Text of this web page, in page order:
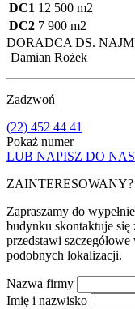
DC1 12 500 m2
DC2 7 900 m2
DORADCA DS.
Damian Rożek
Zadzwoń
(22) 452 44 41
Pokaż numer
LUB NAPISZ DO NAS
ZAINTERESOWANY?
Zapraszamy do
budynku skontaktuje
przedstawi
podobnych lokalizacji.
Nazwa firmy
Imię i nazwisko